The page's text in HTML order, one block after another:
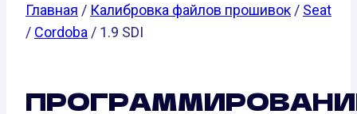
Главная / Калибровка файлов прошивок / Seat
/ Cordoba / 1.9 SDI